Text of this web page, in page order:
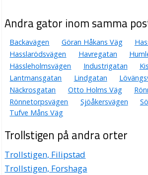
Andra gator inom samma
Backavägen Göran Håkans Väg
Hasslarödsvägen
Havregatan
Hässleholmsvägen
Industrigatan
Lantmansgatan
Lindgatan
Näckrosgatan
Otto Holms Väg
Rönnetorpsvägen
Sjöåkersvägen
Tufve Måns Väg
Trollstigen på andra orter
Trollstigen, Filipstad
Trollstigen, Forshaga